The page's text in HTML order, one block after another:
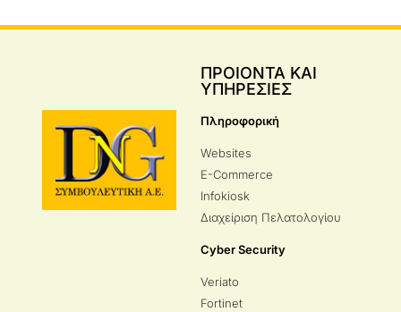
ΠΡΟΙΟΝΤΑ ΚΑΙ
ΥΠΗΡΕΣΙΕΣ
Πληροφορική
Websites
E-Commerce
Infokiosk
Διαχείριση Πελατολογίου
Cyber Security
Veriato
Fortinet